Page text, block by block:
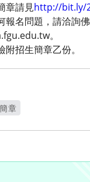
章請見http://bit.ly/
報名問題，請洽詢
。
附招生簡章乙份。
章